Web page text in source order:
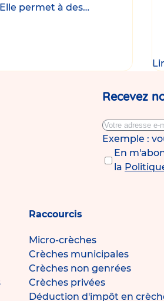
permet à des
Recevez
Exemple :
En
la
Raccourcis
Micro-crèches
Crèches municipales
Crèches non genrées
Crèches privées
Déduction d'impôt en